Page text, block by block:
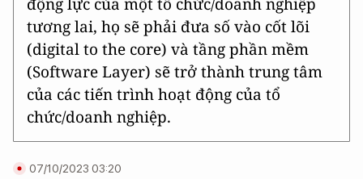
tương lai, họ sẽ phải đưa số vào cốt lõi
(digital to the core) và tầng phần mềm
(Software Layer) sẽ trở thành trung tâm
của các tiến trình hoạt động của tổ
chức/doanh nghiệp.
07/10/2023 03:20